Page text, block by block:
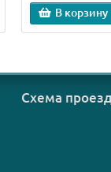
В корзину
Схема